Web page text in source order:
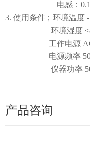
电感：
3. 使用条件；环境温度
环境湿度
工作电源
电源频率
仪器功率
产品咨询